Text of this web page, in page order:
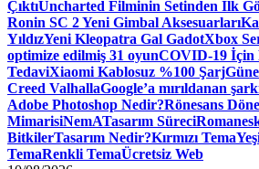
ÇıktıUncharted Filminin Setinden İlk
Ronin SC 2 Yeni Gimbal Aksesuarları
YıldızYeni Kleopatra Gal GadotXbox
optimize edilmiş 31 oyunCOVID-19 İçin
TedaviXiaomi Kablosuz %100 Şarj
Creed ValhallaGoogle’a mırıldanan
Adobe Photoshop Nedir?Rönesans
MimarisiNemATasarım Süreci
BitkilerTasarım Nedir?Kırmızı Tema
TemaRenkli TemaÜcretsiz Web